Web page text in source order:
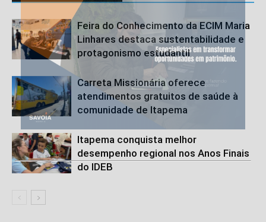
Feira do Conhecimento da ECIM Maria
Linhares destaca sustentabilidade e
protagonismo estudantil
Carreta Missionária oferece
atendimentos gratuitos de saúde à
comunidade de Itapema
Itapema conquista melhor
desempenho regional nos Anos Finais
do IDEB